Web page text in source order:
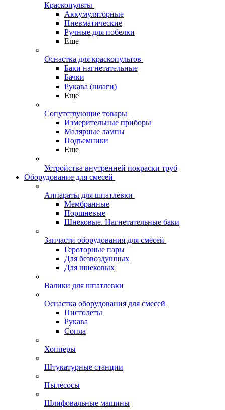
Краскопульты
Аккумуляторные
Пневматические
Ручные для побелки
Еще
Оснастка для краскопультов
Баки нагнетательные
Бачки
Рукава (шлаги)
Еще
Сопутствующие товары
Измерительные приборы
Малярные лампы
Подъемники
Еще
Устройства внутренней покраски труб
Оборудование для смесей
Аппараты для шпатлевки
Мембранные
Поршневые
Шнековые. Нагнетательные баки
Запчасти оборудования для смесей
Героторные пары
Для безвоздушных
Для шнековых
Валики для шпатлевки
Оснастка оборудования для смесей
Пистолеты
Рукава
Сопла
Хопперы
Штукатурные станции
Пылесосы
Шлифовальные машины